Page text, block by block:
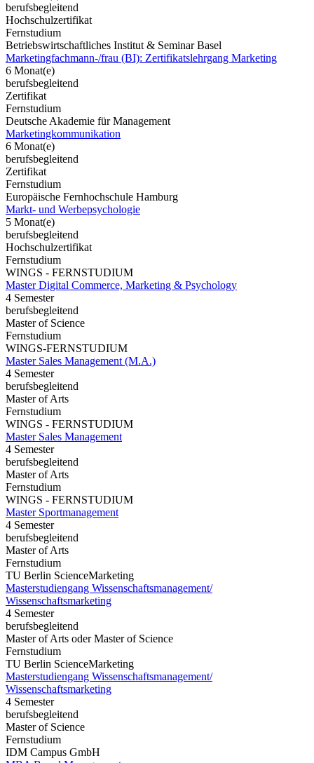
berufsbegleitend
Hochschulzertifikat
Fernstudium
Betriebswirtschaftliches Institut & Seminar Basel
Marketingfachmann-/frau (BI): Zertifikatslehrgang Marketing
6 Monat(e)
berufsbegleitend
Zertifikat
Fernstudium
Deutsche Akademie für Management
Marketingkommunikation
6 Monat(e)
berufsbegleitend
Zertifikat
Fernstudium
Europäische Fernhochschule Hamburg
Markt- und Werbepsychologie
5 Monat(e)
berufsbegleitend
Hochschulzertifikat
Fernstudium
WINGS - FERNSTUDIUM
Master Digital Commerce, Marketing & Psychology
4 Semester
berufsbegleitend
Master of Science
Fernstudium
WINGS-FERNSTUDIUM
Master Sales Management (M.A.)
4 Semester
berufsbegleitend
Master of Arts
Fernstudium
WINGS - FERNSTUDIUM
Master Sales Management
4 Semester
berufsbegleitend
Master of Arts
Fernstudium
WINGS - FERNSTUDIUM
Master Sportmanagement
4 Semester
berufsbegleitend
Master of Arts
Fernstudium
TU Berlin ScienceMarketing
Masterstudiengang Wissenschaftsmanagement/
Wissenschaftsmarketing
4 Semester
berufsbegleitend
Master of Arts oder Master of Science
Fernstudium
TU Berlin ScienceMarketing
Masterstudiengang Wissenschaftsmanagement/
Wissenschaftsmarketing
4 Semester
berufsbegleitend
Master of Science
Fernstudium
IDM Campus GmbH